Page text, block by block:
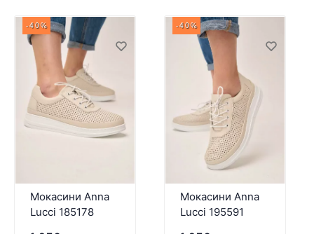
-40%
Мокасини Anna
Lucci 185178
-40%
Мокасини Anna
Lucci 195591